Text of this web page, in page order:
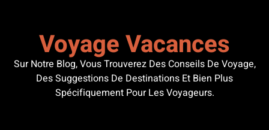
Voyage Vacances
Sur Notre Blog, Vous Trouverez Des Conseils De Voyage,
Des Suggestions De Destinations Et Bien Plus
Spécifiquement Pour Les Voyageurs.